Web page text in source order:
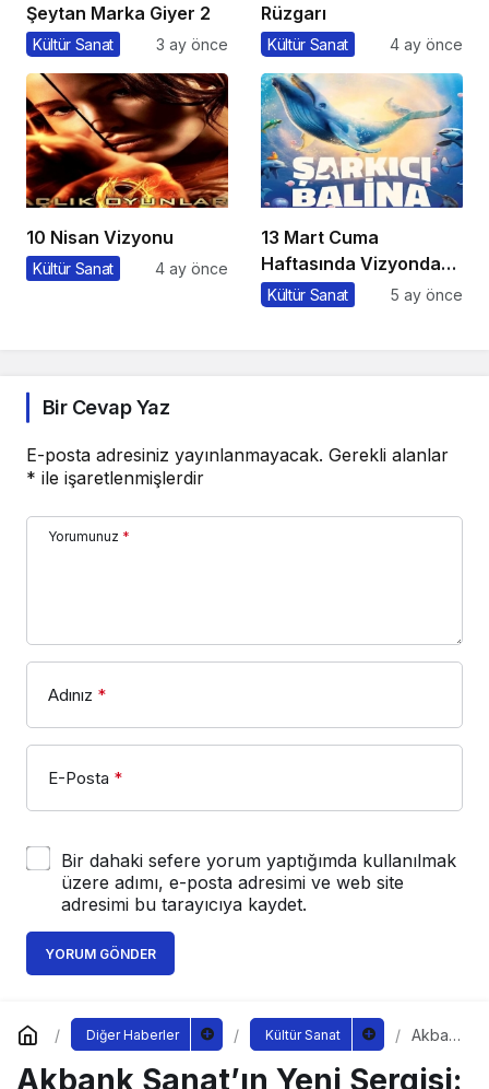
Şeytan Marka Giyer 2
Kültür Sanat 3 ay önce
Rüzgarı
Kültür Sanat 4 ay önce
10 Nisan Vizyonu
Kültür Sanat 4 ay önce
13 Mart Cuma
Haftasında Vizyonda
Hangi Filmler Var?
Kültür Sanat 5 ay önce
Bir Cevap Yaz
E-posta adresiniz yayınlanmayacak. Gerekli alanlar
* ile işaretlenmişlerdir
Yorumunuz *
Adınız *
E-Posta *
Bir dahaki sefere yorum yaptığımda kullanılmak
üzere adımı, e-posta adresimi ve web site
adresimi bu tarayıcıya kaydet.
YORUM GÖNDER
Diğer Haberler Kültür Sanat
Akban
Sanat’ı
Akbank Sanat’ın Yeni Sergisi: